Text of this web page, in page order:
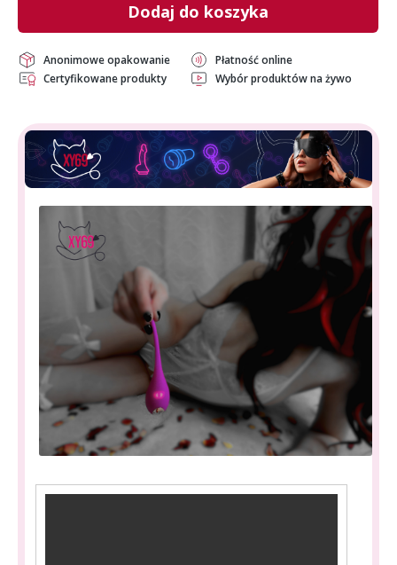
Dodaj do koszyka
Anonimowe opakowanie
Płatność online
Certyfikowane produkty
Wybór produktów na żywo